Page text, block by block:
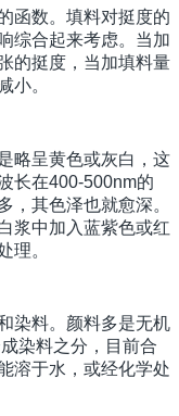
函数。填料对挺度的
综合起来考虑。当加
的挺度，当加填料量
小。
略呈黄色或灰白，这
长在400-500nm的
，其色泽也就愈深。
浆中加入蓝紫色或红
理。
染料。颜料多是无机
染料之分，目前合
溶于水，或经化学处